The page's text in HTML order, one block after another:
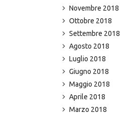
Novembre 2018
Ottobre 2018
Settembre 2018
Agosto 2018
Luglio 2018
Giugno 2018
Maggio 2018
Aprile 2018
Marzo 2018